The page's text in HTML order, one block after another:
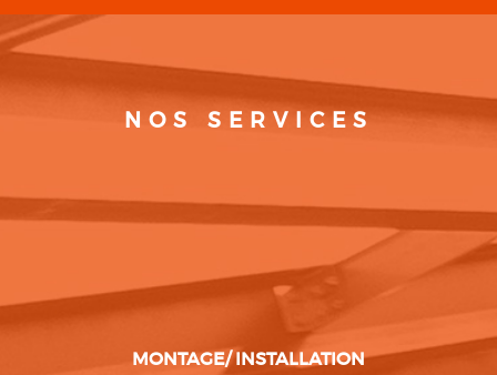
NOS SERVICES
MONTAGE/ INSTALLATION